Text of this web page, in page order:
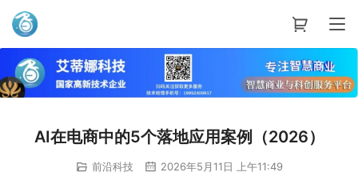
艾蒂娜科技
AI在电商中的5个落地应用案例（2026）
前沿科技 2026年5月11日 上午11:49